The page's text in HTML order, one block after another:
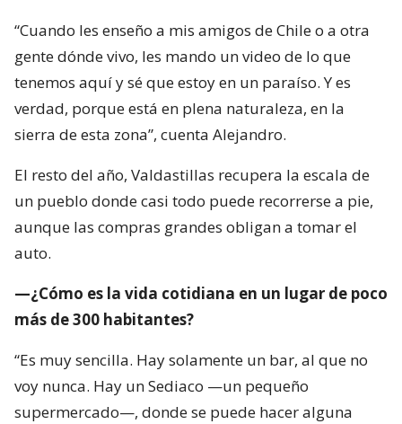
“Cuando les enseño a mis amigos de Chile o a otra
gente dónde vivo, les mando un video de lo que
tenemos aquí y sé que estoy en un paraíso. Y es
verdad, porque está en plena naturaleza, en la
sierra de esta zona”, cuenta Alejandro.
El resto del año, Valdastillas recupera la escala de
un pueblo donde casi todo puede recorrerse a pie,
aunque las compras grandes obligan a tomar el
auto.
—¿Cómo es la vida cotidiana en un lugar de poco
más de 300 habitantes?
“Es muy sencilla. Hay solamente un bar, al que no
voy nunca. Hay un Sediaco —un pequeño
supermercado—, donde se puede hacer alguna